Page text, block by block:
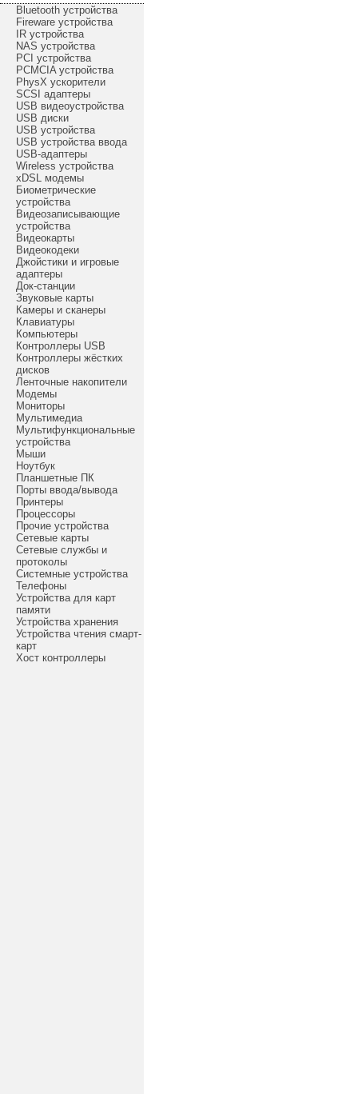
Bluetooth устройства
Fireware устройства
IR устройства
NAS устройства
PCI устройства
PCMCIA устройства
PhysX ускорители
SCSI адаптеры
USB видеоустройства
USB диски
USB устройства
USB устройства ввода
USB-адаптеры
Wireless устройства
xDSL модемы
Биометрические
устройства
Видеозаписывающие
устройства
Видеокарты
Видеокодеки
Джойстики и игровые
адаптеры
Док-станции
Звуковые карты
Камеры и сканеры
Клавиатуры
Компьютеры
Контроллеры USB
Контроллеры жёстких
дисков
Ленточные накопители
Модемы
Мониторы
Мультимедиа
Мультифункциональные
устройства
Мыши
Ноутбук
Планшетные ПК
Порты ввода/вывода
Принтеры
Процессоры
Прочие устройства
Сетевые карты
Сетевые службы и
протоколы
Системные устройства
Телефоны
Устройства для карт
памяти
Устройства хранения
Устройства чтения смарт-
карт
Хост контроллеры